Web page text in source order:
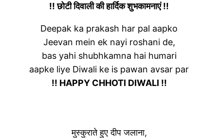
!! छोटी दिवाली की हार्दिक शुभकामनाएं !!
Deepak ka prakash har pal aapko
Jeevan mein ek nayi roshani de,
bas yahi shubhkamna hai humari
aapke liye Diwali ke is pawan avsar par
!! HAPPY CHHOTI DIWALI !!
मुस्कुराते हुए दीप जलाना,